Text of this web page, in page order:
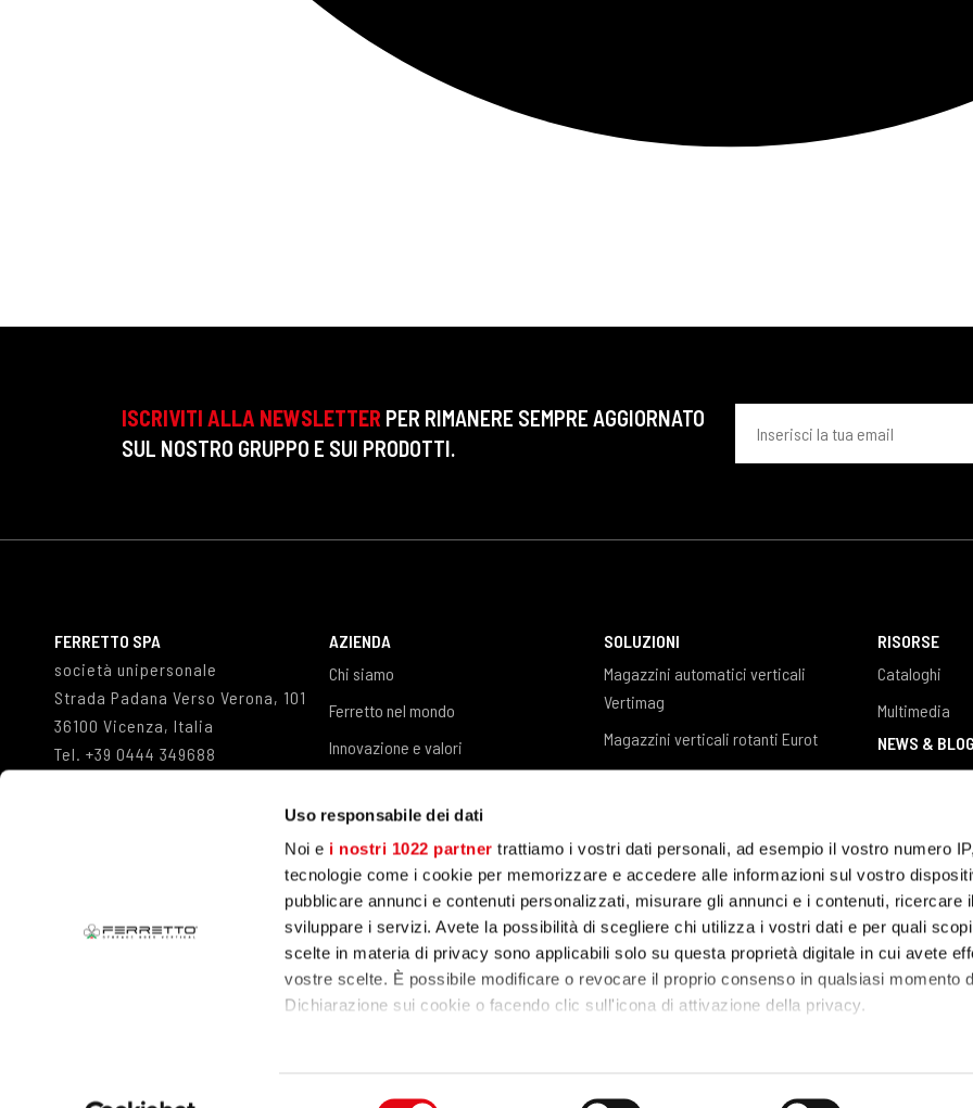
Uso responsabile dei dati
Noi e i nostri 1022 partner trattiamo i vostri dati personali, ad esempio il vostro numero
tecnologie come i cookie per memorizzare e accedere alle informazioni sul vostro
pubblicare annunci e contenuti personalizzati, misurare gli annunci e i contenuti, ricercare
sviluppare i servizi. Avete la possibilità di scegliere chi utilizza i vostri dati e per quali
scelte in materia di privacy sono applicabili solo su questa proprietà digitale in cui avete
vostre scelte. È possibile modificare o revocare il proprio consenso in qualsiasi momento
Dichiarazione sui cookie o facendo clic sull'icona di attivazione della privacy.
ISCRIVITI ALLA NEWSLETTER PER RIMANERE SEMPRE AGGIORNATO
SUL NOSTRO GRUPPO E SUI PRODOTTI.
FERRETTO SPA
società unipersonale
Strada Padana Verso Verona, 101
36100 Vicenza, Italia
Tel. +39 0444 349688
AZIENDA
Chi siamo
Ferretto nel mondo
Innovazione e valori
Lavora con noi
SOLUZIONI
Magazzini automatici verticali
Vertimag
Magazzini verticali rotanti Eurot
Magazzini verticali per barre e lastre
Software gestione magazzino
CASE STUDIES
RISORSE
Cataloghi
Multimedia
NEWS & BLOG
News / Eventi
© 2023 Ferretto SpA Company Info Cookie policy